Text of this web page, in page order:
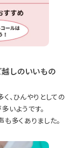
越しのいいもの
、ひんやりとしての
いようです。
多くありました。